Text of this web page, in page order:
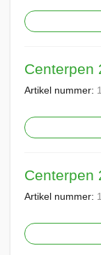
Centerpen
Artikel nummer:
Centerpen
Artikel nummer: